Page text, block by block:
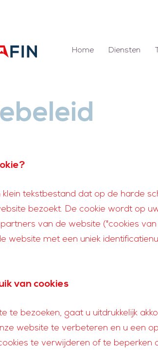
Home Diensten
klein tekstbestand dat op de harde
bezoekt. De cookie wordt op
van de website ("cookies
website met een uniek
van cookies
te bezoeken, gaat u uitdrukkelijk
website te verbeteren en u een
te verwijderen of te beperken